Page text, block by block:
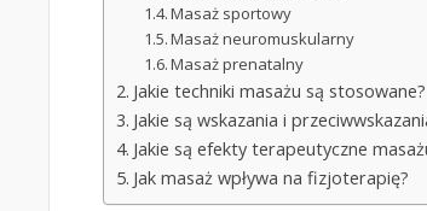
Masaż sportowy
Masaż neuromuskularny
Masaż prenatalny
Jakie techniki masażu są stosowane?
Jakie są wskazania i
Jakie są efekty terapeutyczne
Jak masaż wpływa na fizjoterapię?